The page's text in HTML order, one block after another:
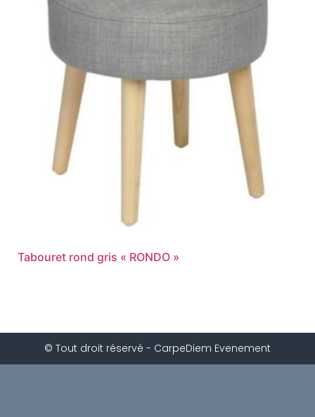
Tabouret rond gris « RONDO »
© Tout droit réservé - CarpeDiem Evenement